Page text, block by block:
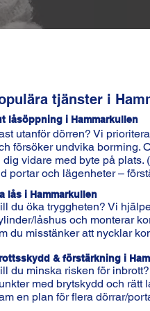
tjänster i
låsöppning i Hammarkullen
utanför dörren? Vi
försöker undvika borrning.
dig vidare med byte på plats.
portar och lägenheter –
lås i Hammarkullen
du öka tryggheten? Vi
låshus och monterar
du misstänker att nycklar
& förstärkning i
du minska risken för
med brytskydd och rätt
en plan för flera dörrar/